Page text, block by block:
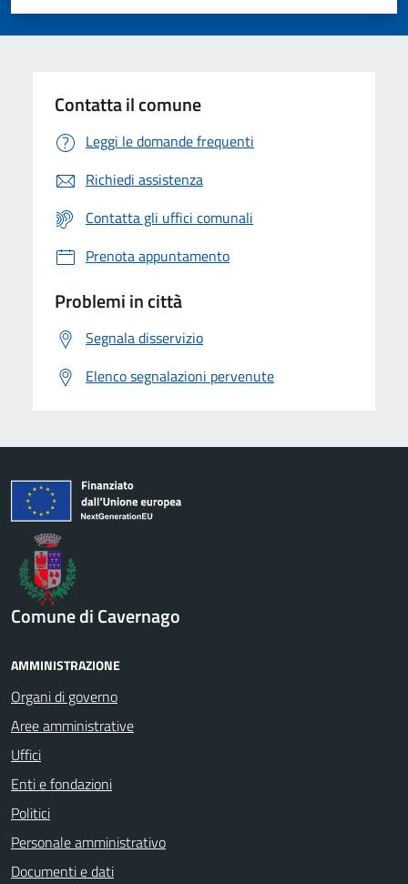
Valuta 5 stelle su 5
Valuta 4 stelle su 5
Valuta 3 stelle su 5
Valuta 2 stelle su 5
Valuta 1 stelle su 5
Contatta il comune
Leggi le domande frequenti
Richiedi assistenza
Contatta gli uffici comunali
Prenota appuntamento
Problemi in città
Segnala disservizio
Elenco segnalazioni pervenute
Comune di Cavernago
AMMINISTRAZIONE
Organi di governo
Aree amministrative
Uffici
Enti e fondazioni
Politici
Personale amministrativo
Documenti e dati